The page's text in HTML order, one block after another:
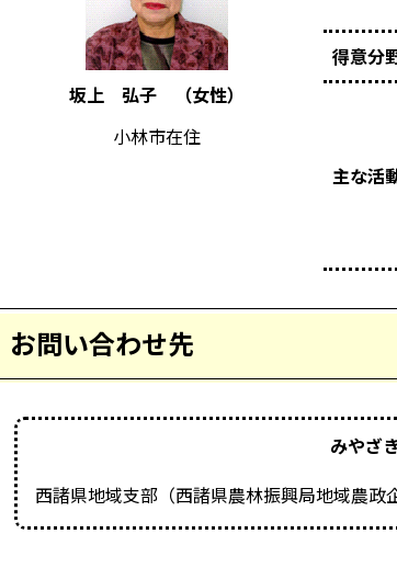
坂上 弘子 （女性）
小林市在住
得意分
主な活
お問い合わせ先
みやざ
西諸県地域支部（西諸県農林振興局地域農